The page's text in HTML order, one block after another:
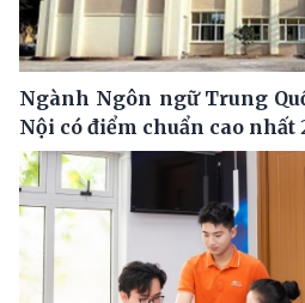
Ngành Ngôn ngữ Trung
Nội có điểm chuẩn cao nhất